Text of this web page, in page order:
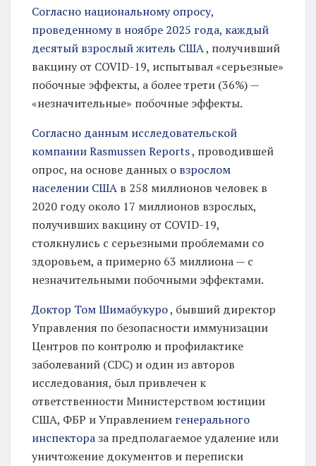
л
г
о
с
ч
н
е
п
е
р
е
м
е
н
ы
—
п
о
ж
Согласно национальному опросу,
проведенному в ноябре 2025 года, каждый
десятый взрослый житель США, получивший
вакцину от COVID-19, испытывал «серьезные»
побочные эффекты, а более трети (36%) —
«незначительные» побочные эффекты.
Согласно данным исследовательской
компании Rasmussen Reports, проводившей
опрос, на основе данных о взрослом
населении США в 258 миллионов человек в
2020 году около 17 миллионов взрослых,
получивших вакцину от COVID-19,
столкнулись с серьезными проблемами со
здоровьем, а примерно 63 миллиона — с
незначительными побочными эффектами.
Доктор Том Шимабукуро, бывший директор
Управления по безопасности иммунизации
Центров по контролю и профилактике
заболеваний (CDC) и один из авторов
исследования, был привлечен к
ответственности Министерством юстиции
США, ФБР и Управлением генерального
инспектораза предполагаемое удаление или
уничтожение документов и переписки